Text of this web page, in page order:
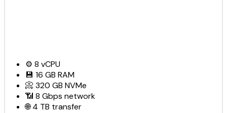
⚙️ 8 vCPU
💾 16 GB RAM
📀 320 GB NVMe
📶 8 Gbps network
🌐4 TB transfer